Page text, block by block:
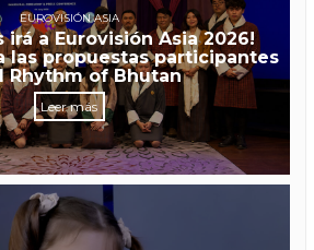
EUROVISIÓN ASIA
irá a Eurovisión Asia 2026!
las propuestas participantes
Rhythm of Bhutan
Leer más